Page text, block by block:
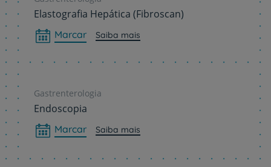
Elastografia Hepática (Fibroscan)
Marcar Saiba mais
Gastrenterologia
Endoscopia
Marcar Saiba mais